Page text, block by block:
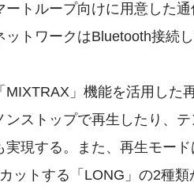
トループ向けに用意した
トワークはBluetooth接続
」機能を活用した
ストップで再生したり、
現する。また、再生モー
ットする「LONG」の2種類